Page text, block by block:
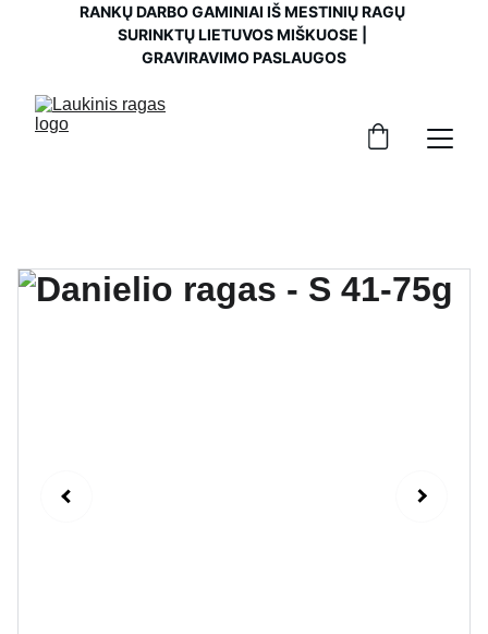
RANKŲ DARBO GAMINIAI IŠ MESTINIŲ RAGŲ
SURINKTŲ LIETUVOS MIŠKUOSE |
GRAVIRAVIMO PASLAUGOS